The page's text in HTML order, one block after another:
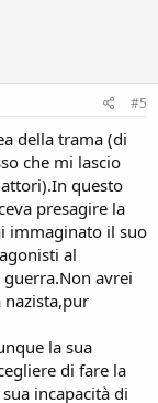
#5
della trama (di
che mi lascio
questo
presagire la
immaginato il suo
al
avrei
nazista,pur
la sua
di fare la
incapacità di